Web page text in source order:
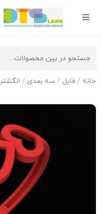
خانه / فایل / سه بعدی / انگشتر